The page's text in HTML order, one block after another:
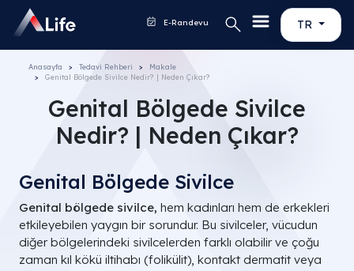
TR
E-Randevu
Anasayfa Tedavi Rehberi
Makale
Genital Bölgede Sivilce Nedir? | Neden Çıkar?
Genital Bölgede Sivilce
Nedir? | Neden Çıkar?
Genital Bölgede Sivilce
Genital bölgede sivilce, hem kadınları hem de erkekleri
etkileyebilen yaygın bir sorundur. Bu sivilceler, vücudun
diğer bölgelerindeki sivilcelerden farklı olabilir ve çoğu
zaman kıl kökü iltihabı (folikülit), kontakt dermatit veya